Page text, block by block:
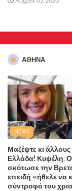
ΑΘΗΝΑ
NEWS
Μαζέψτε κι
Ελλάδα! Κυψέλη:
σκότωσε την
επειδή «ήθελε να
σύντροφό του